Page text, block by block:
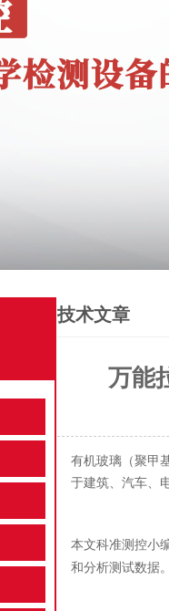
技术文章
万能
有机玻璃（聚甲
于建筑、汽车、
本文科准测控小
和分析测试数据